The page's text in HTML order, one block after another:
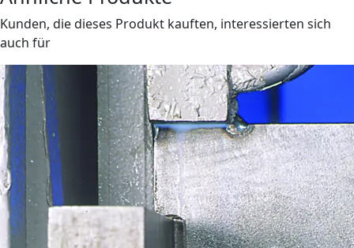
Kunden, die dieses Produkt kauften, interessierten sich
auch für